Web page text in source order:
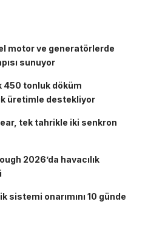
motor ve generatörlerde
sunuyor
450 tonluk döküm
üretimle destekliyor
tek tahrikle iki senkron
2026’da havacılık
sistemi onarımını 10 günde